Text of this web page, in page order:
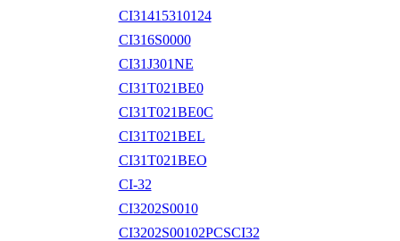
CI31415310124
CI316S0000
CI31J301NE
CI31T021BE0
CI31T021BE0C
CI31T021BEL
CI31T021BEO
CI-32
CI3202S0010
CI3202S00102PCSCI32